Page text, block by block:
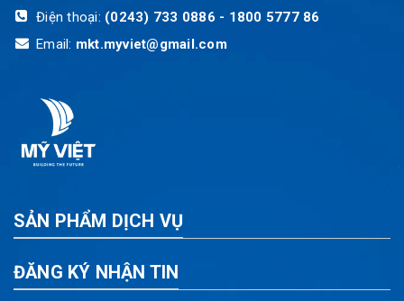
Điện thoại: (0243) 733 0886 - 1800 5777 86
Email: mkt.myviet@gmail.com
SẢN PHẨM DỊCH VỤ
ĐĂNG KÝ NHẬN TIN